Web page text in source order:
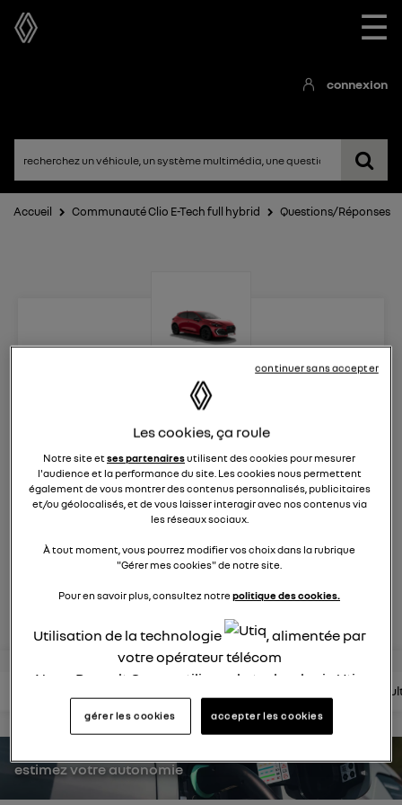
☰
connexion
Accueil Communauté Clio E-Tech full hybrid Questions/Réponses
Clio E-Tech full hybrid
Hybride RENAULT
membres
Après 30 ans de succès, Renault Clio full hybrid E_Tech
insuffle une énergie nouvelle
posez une question
rejoignez
estimez votre autonomie
Les cookies, ça roule
Notre site etses partenairesutilisent des cookies pour mesurer
l'audience et la performance du site. Les cookies nous permettent
également de vous montrer des contenus personnalisés, publicitaires
et/ou géolocalisés, et de vous laisser interagir avec nos contenus via
les réseaux sociaux.
À tout moment, vous pourrez modifier vos choix dans la rubrique
"Gérer mes cookies" de notre site.
Pour en savoir plus, consultez notrepolitique des cookies.
Utilisation de la technologie
, alimentée par
votre opérateur télécom
Nous, Renault Group, utilisons la technologie Utiq
pour nos activités digitales (telles que décrites
dans cette notice de consentement) et liées à
utilisez une connexion internet fournie parun
opérateur télécom participantet que vous
gérer les cookies accepter les cookies
continuer sans accepter